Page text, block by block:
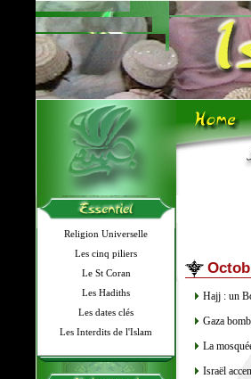
Religion Universelle
Les cinq piliers
Le St Coran
Les Hadiths
Les dates clés
Les Interdits de l'Islam
Hajj : un
Gaza
La
Israël